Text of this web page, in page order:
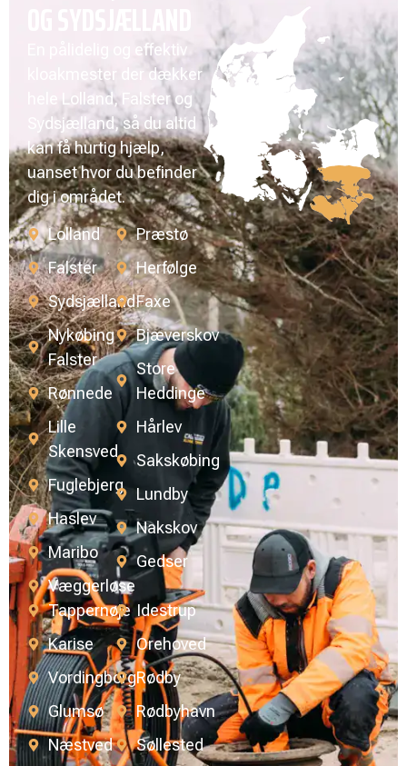
En pålidelig og effektiv
kloakmester der dækker
hele Lolland, Falster og
Sydsjælland, så du altid
kan få hurtig hjælp,
uanset hvor du befinder
dig i området.
Lolland
Falster
Sydsjælland
Nykøbing
Falster
Rønnede
Lille
Skensved
Fuglebjerg
Haslev
Maribo
Væggerløse
Præstø
Herfølge
Faxe
Bjæverskov
Store
Heddinge
Hårlev
Sakskøbing
Lundby
Nakskov
Gedser
Tappernøje
Karise
Vordingborg
Glumsø
Næstved
Idestrup
Orehoved
Rødby
Rødbyhavn
Søllested